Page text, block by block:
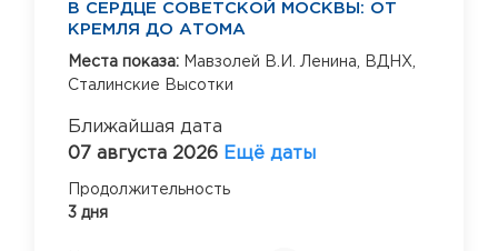
В СЕРДЦЕ СОВЕТСКОЙ МОСКВЫ: ОТ
КРЕМЛЯ ДО АТОМА
Места показа: Мавзолей В.И. Ленина,
ВДНХ,
Сталинские Высотки
Ближайшая дата
07 августа 2026 Ещё даты
Продолжительность
3 дня